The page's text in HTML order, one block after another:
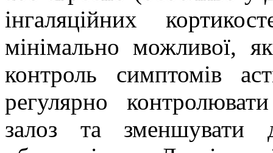
інгаляційних
мінімально можливої,
контроль симптомів
регулярно
залоз та зменшувати